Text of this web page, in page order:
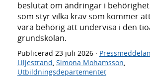
beslutat om ändringar i
som styr vilka krav som kommer
vara behörig att undervisa i den
grundskolan.
Publicerad 23 juli 2026 ·
Liljestrand Simona Mohamsson
Utbildningsdepartementet